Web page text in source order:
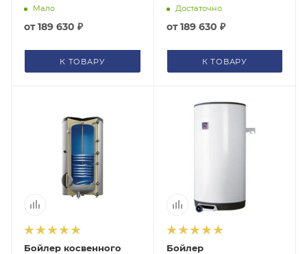
300/1MB с
подключения ТЭНа
7861300
Мало
от189 630 ₽
К ТОВАРУ
300/1MB с
подключения ТЭНа,
7861800(7741905)
Достаточно
от189 630 ₽
К ТОВАРУ
Бойлер косвенного
Бойлер